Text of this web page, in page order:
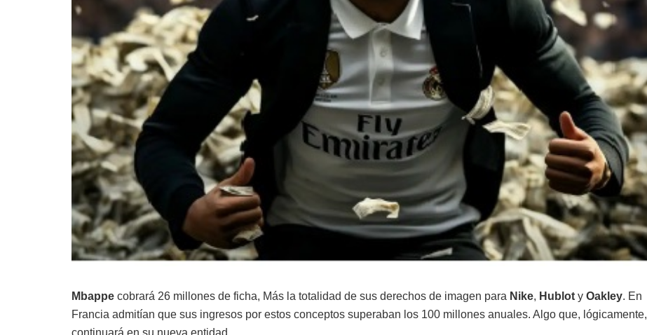
Mbappe cobrará 26 millones de ficha, Más la totalidad de sus derechos de imagen para Nike, Hublot y Oakley. En
Francia admitían que sus ingresos por estos conceptos superaban los 100 millones anuales. Algo que, lógicamente,